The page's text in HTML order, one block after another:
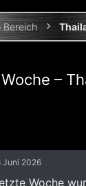
Bereich
–
Juni 2026
Woche